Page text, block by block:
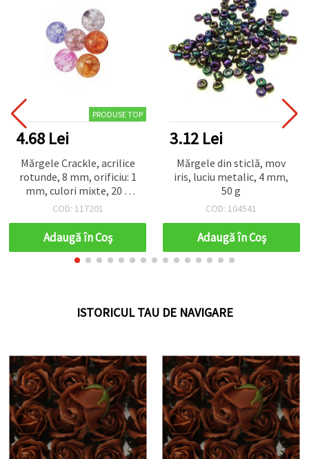
PRODUSE TOP
4.68 Lei
Mărgele Crackle, acrilice
rotunde, 8 mm, orificiu: 1
mm, culori mixte, 20 g
(~71 buc.)
COD: 117201
Adaugă în Coş
3.12 Lei
Mărgele din sticlă, mov
iris, luciu metalic, 4 mm,
50 g
COD: 104541
Adaugă în Coş
ISTORICUL TAU DE NAVIGARE